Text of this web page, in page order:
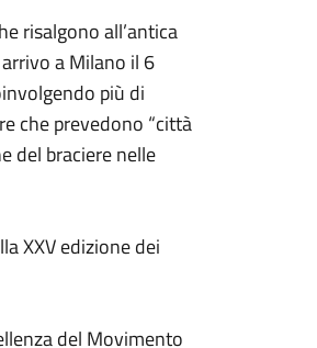
risalgono all’antica
a Milano il 6
più di
che prevedono “città
del braciere nelle
XXV edizione dei
del Movimento